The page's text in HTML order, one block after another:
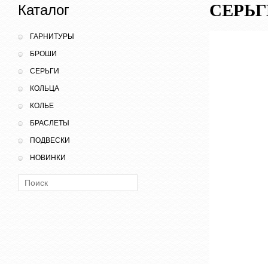
Каталог
ГАРНИТУРЫ
БРОШИ
СЕРЬГИ
КОЛЬЦА
КОЛЬЕ
БРАСЛЕТЫ
ПОДВЕСКИ
НОВИНКИ
Поиск: